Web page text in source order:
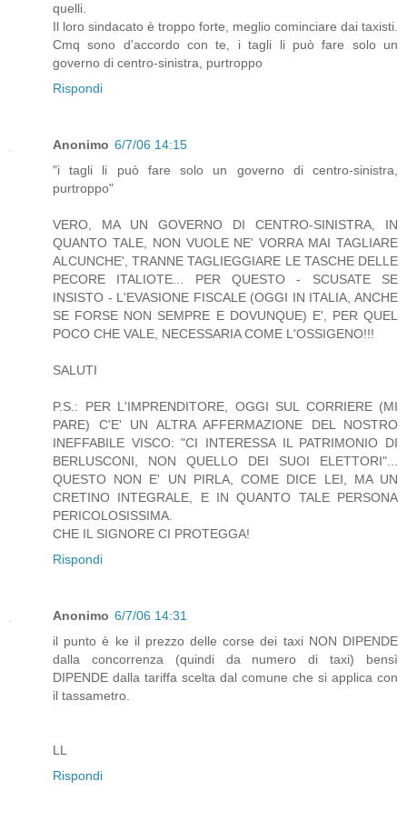
quelli.
Il loro sindacato è troppo forte, meglio cominciare dai taxisti.
Cmq sono d'accordo con te, i tagli li può fare solo un
governo di centro-sinistra, purtroppo
Rispondi
Anonimo 6/7/06 14:15
"i tagli li può fare solo un governo di centro-sinistra,
purtroppo"
VERO, MA UN GOVERNO DI CENTRO-SINISTRA, IN
QUANTO TALE, NON VUOLE NE' VORRA MAI TAGLIARE
ALCUNCHE', TRANNE TAGLIEGGIARE LE TASCHE DELLE
PECORE ITALIOTE... PER QUESTO - SCUSATE SE
INSISTO - L'EVASIONE FISCALE (OGGI IN ITALIA, ANCHE
SE FORSE NON SEMPRE E DOVUNQUE) E', PER QUEL
POCO CHE VALE, NECESSARIA COME L'OSSIGENO!!!
SALUTI
P.S.: PER L'IMPRENDITORE, OGGI SUL CORRIERE (MI
PARE) C'E' UN ALTRA AFFERMAZIONE DEL NOSTRO
INEFFABILE VISCO: "CI INTERESSA IL PATRIMONIO DI
BERLUSCONI, NON QUELLO DEI SUOI ELETTORI"...
QUESTO NON E' UN PIRLA, COME DICE LEI, MA UN
CRETINO INTEGRALE, E IN QUANTO TALE PERSONA
PERICOLOSISSIMA.
CHE IL SIGNORE CI PROTEGGA!
Rispondi
Anonimo 6/7/06 14:31
il punto è ke il prezzo delle corse dei taxi NON DIPENDE
dalla concorrenza (quindi da numero di taxi) bensì
DIPENDE dalla tariffa scelta dal comune che si applica con
il tassametro.
LL
Rispondi